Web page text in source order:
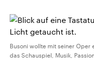
Busoni wollte mit seiner Oper
das Schauspiel, Musik,